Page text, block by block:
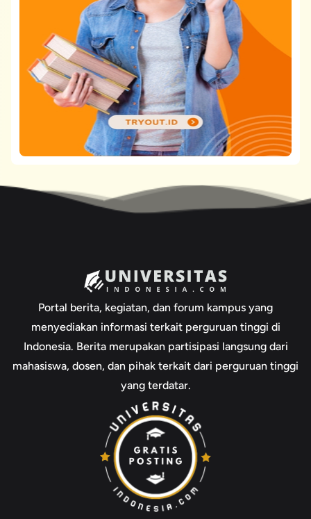
Portal berita, kegiatan, dan forum kampus yang
menyediakan informasi terkait perguruan tinggi di
Indonesia. Berita merupakan partisipasi langsung dari
mahasiswa, dosen, dan pihak terkait dari perguruan tinggi
yang terdatar.